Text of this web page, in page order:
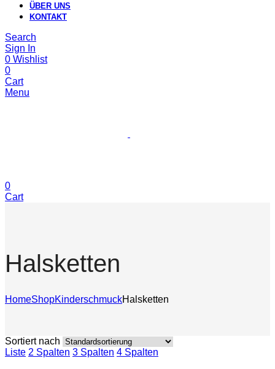
ÜBER UNS
KONTAKT
Search
Sign In
0 Wishlist
0
Cart
Menu
0
Cart
Halsketten
HomeShopKinderschmuckHalsketten
Sortiert nach
Liste 2 Spalten 3 Spalten 4 Spalten